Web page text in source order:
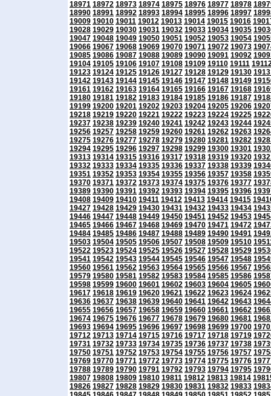
18971 18972 18973 18974 18975 18976 18977 18978
18990 18991 18992 18993 18994 18995 18996 18997
19009 19010 19011 19012 19013 19014 19015 19016
19028 19029 19030 19031 19032 19033 19034 19035
19047 19048 19049 19050 19051 19052 19053 19054
19066 19067 19068 19069 19070 19071 19072 19073
19085 19086 19087 19088 19089 19090 19091 19092
19104 19105 19106 19107 19108 19109 19110 19111
19123 19124 19125 19126 19127 19128 19129 19130
19142 19143 19144 19145 19146 19147 19148 19149
19161 19162 19163 19164 19165 19166 19167 19168
19180 19181 19182 19183 19184 19185 19186 19187
19199 19200 19201 19202 19203 19204 19205 19206
19218 19219 19220 19221 19222 19223 19224 19225
19237 19238 19239 19240 19241 19242 19243 19244
19256 19257 19258 19259 19260 19261 19262 19263
19275 19276 19277 19278 19279 19280 19281 19282
19294 19295 19296 19297 19298 19299 19300 19301
19313 19314 19315 19316 19317 19318 19319 19320
19332 19333 19334 19335 19336 19337 19338 19339
19351 19352 19353 19354 19355 19356 19357 19358
19370 19371 19372 19373 19374 19375 19376 19377
19389 19390 19391 19392 19393 19394 19395 19396
19408 19409 19410 19411 19412 19413 19414 19415
19427 19428 19429 19430 19431 19432 19433 19434
19446 19447 19448 19449 19450 19451 19452 19453
19465 19466 19467 19468 19469 19470 19471 19472
19484 19485 19486 19487 19488 19489 19490 19491
19503 19504 19505 19506 19507 19508 19509 19510
19522 19523 19524 19525 19526 19527 19528 19529
19541 19542 19543 19544 19545 19546 19547 19548
19560 19561 19562 19563 19564 19565 19566 19567
19579 19580 19581 19582 19583 19584 19585 19586
19598 19599 19600 19601 19602 19603 19604 19605
19617 19618 19619 19620 19621 19622 19623 19624
19636 19637 19638 19639 19640 19641 19642 19643
19655 19656 19657 19658 19659 19660 19661 19662
19674 19675 19676 19677 19678 19679 19680 19681
19693 19694 19695 19696 19697 19698 19699 19700
19712 19713 19714 19715 19716 19717 19718 19719
19731 19732 19733 19734 19735 19736 19737 19738
19750 19751 19752 19753 19754 19755 19756 19757
19769 19770 19771 19772 19773 19774 19775 19776
19788 19789 19790 19791 19792 19793 19794 19795
19807 19808 19809 19810 19811 19812 19813 19814
19826 19827 19828 19829 19830 19831 19832 19833